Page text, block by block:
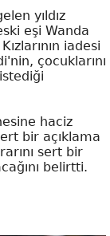
yıldız
eşi Wanda
iadesi
çocuklarını
haciz
bir açıklama
sert bir
belirtti.